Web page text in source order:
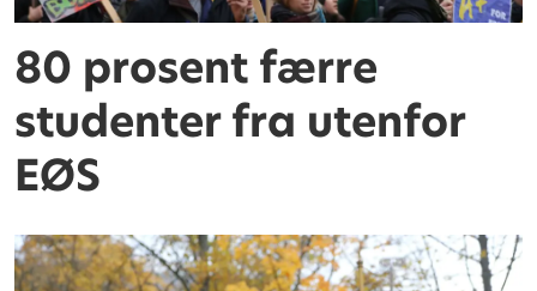
80 prosent færre
studenter fra utenfor
EØS